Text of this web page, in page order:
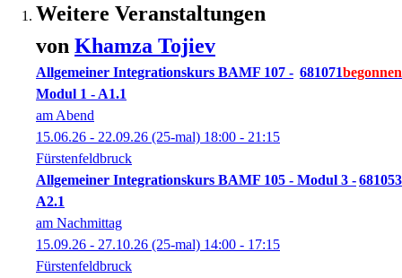
Weitere Veranstaltungen
von Khamza Tojiev
Allgemeiner Integrationskurs BAMF 107 -
Modul 1 - A1.1
681071
am Abend
15.06.26 - 22.09.26 (25-mal) 18:00 - 21:15
Fürstenfeldbruck
Allgemeiner Integrationskurs BAMF 105 - Modul 3 -
A2.1
681053
am Nachmittag
15.09.26 - 27.10.26 (25-mal) 14:00 - 17:15
Fürstenfeldbruck